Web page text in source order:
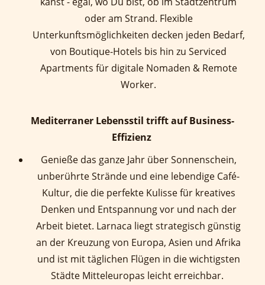
oder am Strand. Flexible
Unterkunftsmöglichkeiten decken jeden Bedarf,
von Boutique-Hotels bis hin zu Serviced
Apartments für digitale Nomaden & Remote
Worker.
Mediterraner Lebensstil trifft auf Business-
Effizienz
Genieße das ganze Jahr über Sonnenschein,
unberührte Strände und eine lebendige Café-
Kultur, die die perfekte Kulisse für kreatives
Denken und Entspannung vor und nach der
Arbeit bietet. Larnaca liegt strategisch günstig
an der Kreuzung von Europa, Asien und Afrika
und ist mit täglichen Flügen in die wichtigsten
Städte Mitteleuropas leicht erreichbar.